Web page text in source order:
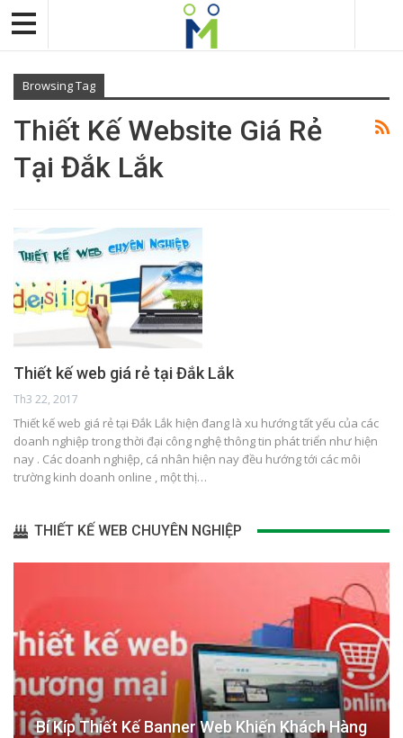
Browsing Tag
Thiết Kế Website Giá Rẻ
Tại Đắk Lắk
Thiết kế web giá rẻ tại Đắk Lắk
Th3 22, 2017
Thiết kế web giá rẻ tại Đắk Lắk hiện đang là xu hướng tất yếu của các
doanh nghiệp trong thời đại công nghệ thông tin phát triển như hiện
nay . Các doanh nghiệp, cá nhân hiện nay đều hướng tới các môi
trường kinh doanh online , một thị…
THIẾT KẾ WEB CHUYÊN NGHIỆP
Bí Kíp Thiết Kế Banner Web Khiến Khách Hàng